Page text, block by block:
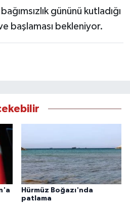
gününü kutladığı
başlaması bekleniyor.
Hürmüz Boğazı'nda
patlama